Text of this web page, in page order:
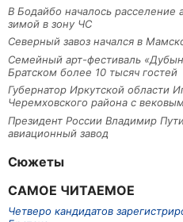
В Бодайбо началось расселение
зимой в зону ЧС
Северный завоз начался в
Семейный арт-фестиваль
Братском более 10 тысяч гостей
Губернатор Иркутской области
Черемховского района с
Президент России Владимир
авиационный завод
Сюжеты
САМОЕ ЧИТАЕМОЕ
Четверо кандидатов